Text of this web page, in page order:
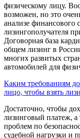
физическому лицу.
возможен, но это
анализе финансового
лизингополучателя
Договорная база
общем лизинг в
многих развитых
автомобилей для
Каким требованиям
лицо, чтобы взять
Достаточно, чтобы
лизинговый платеж,
проблем по
судебной нагрузки и